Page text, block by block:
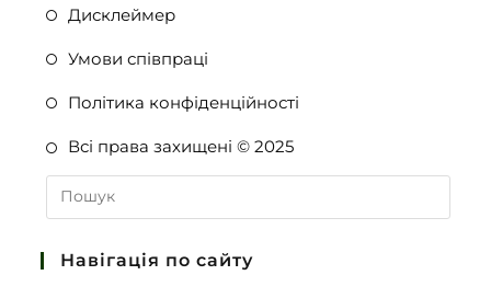
Дисклеймер
Умови співпраці
Політика конфіденційності
Всі права захищені © 2025
Навігація по сайту